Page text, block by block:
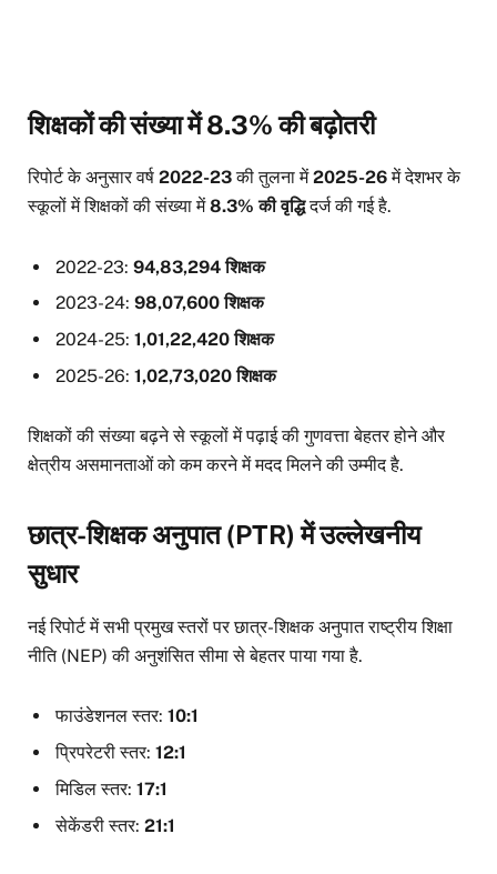
शिक्षकों की संख्या में 8.3% की बढ़ोतरी
रिपोर्ट के अनुसार वर्ष 2022-23की तुलना में2025-26में देशभर के
स्कूलों में शिक्षकों की संख्या में8.3% की वृद्धिदर्ज की गई है.
2022-23: 94,83,294 शिक्षक
2023-24: 98,07,600 शिक्षक
2024-25: 1,01,22,420 शिक्षक
2025-26: 1,02,73,020 शिक्षक
शिक्षकों की संख्या बढ़ने से स्कूलों में पढ़ाई की गुणवत्ता बेहतर होने और
क्षेत्रीय असमानताओं को कम करने में मदद मिलने की उम्मीद है.
छात्र-शिक्षक अनुपात (PTR) में उल्लेखनीय
सुधार
नई रिपोर्ट में सभी प्रमुख स्तरों पर छात्र-शिक्षक अनुपात राष्ट्रीय शिक्षा
नीति (NEP) की अनुशंसित सीमा से बेहतर पाया गया है.
फाउंडेशनल स्तर: 10:1
प्रिपरेटरी स्तर: 12:1
मिडिल स्तर: 17:1
सेकेंडरी स्तर: 21:1